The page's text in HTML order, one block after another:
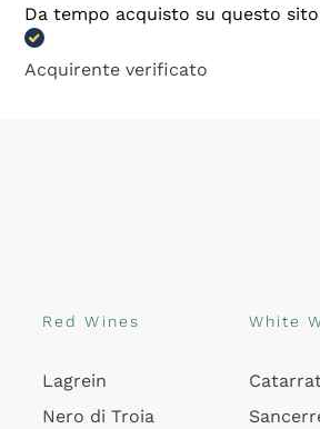
Da tempo acquisto su questo
Acquirente verificato
Red Wines
Lagrein
Nero di Troia
White